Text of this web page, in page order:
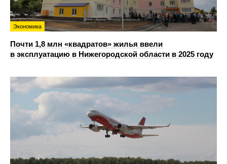
Экономика
Почти 1,8 млн «квадратов» жилья ввели
в эксплуатацию в Нижегородской области в 2025 году